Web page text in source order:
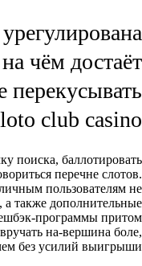
чём достаёт
перекусывать
club casino
поиска, баллотировать
перечне слотов.
пользователям не
а также дополнительные
программы притом
на-вершина боле,
без усилий выигрыши.